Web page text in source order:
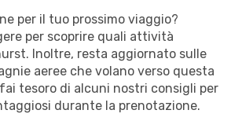
per il tuo prossimo viaggio?
per scoprire quali attività
Inoltre, resta aggiornato sulle
aeree che volano verso questa
tesoro di alcuni nostri consigli per
durante la prenotazione.